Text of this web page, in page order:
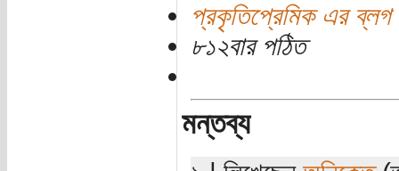
প্রকৃতিপ্রেমিক এর ব্লগ
৮১২বার পঠিত
মন্তব্য